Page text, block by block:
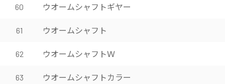
60 ウオームシャフトギヤー
61 ウオームシャフト
62 ウオームシャフトＷ
63 ウオームシャフトカラー